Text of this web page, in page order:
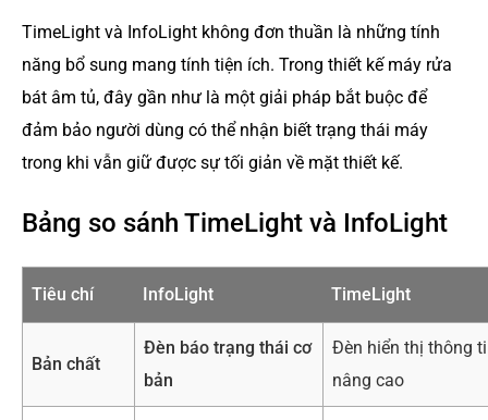
TimeLight và InfoLight không đơn thuần là những tính
năng bổ sung mang tính tiện ích. Trong thiết kế máy rửa
bát âm tủ, đây gần như là một giải pháp bắt buộc để
đảm bảo người dùng có thể nhận biết trạng thái máy
trong khi vẫn giữ được sự tối giản về mặt thiết kế.
Bảng so sánh TimeLight và InfoLight
Tiêu chí InfoLight TimeLight
Bản chất
Đèn báo trạng thái cơ
bản
Đèn hiển thị thông
nâng cao